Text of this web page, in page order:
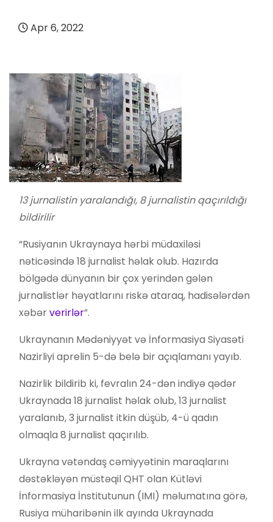
Apr 6, 2022
13 jurnalistin yaralandığı, 8 jurnalistin qaçırıldığı
bildirilir
“Rusiyanın Ukraynaya hərbi müdaxiləsi
nəticəsində 18 jurnalist həlak olub. Hazırda
bölgədə dünyanın bir çox yerindən gələn
jurnalistlər həyatlarını riskə ataraq, hadisələrdən
xəbərverirlər”.
Ukraynanın Mədəniyyət və İnformasiya Siyasəti
Nazirliyi aprelin 5-də belə bir açıqlamanı yayıb.
Nazirlik bildirib ki, fevralın 24-dən indiyə qədər
Ukraynada 18 jurnalist həlak olub, 13 jurnalist
yaralanıb, 3 jurnalist itkin düşüb, 4-ü qadın
olmaqla 8 jurnalist qaçırılıb.
Ukrayna vətəndaş cəmiyyətinin maraqlarını
dəstəkləyən müstəqil QHT olan Kütləvi
İnformasiya İnstitutunun (IMI) məlumatına görə,
Rusiya müharibənin ilk ayında Ukraynada